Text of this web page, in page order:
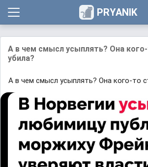
PRYANIK
А в чем смысл усыплять? Она
убила?
А в чем смысл усыплять? Она кого-то